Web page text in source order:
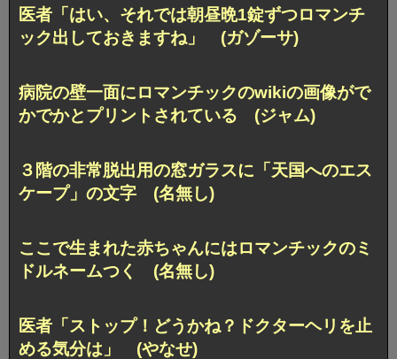
医者「はい、それでは朝昼晩1錠ずつロマンチ
ック出しておきますね」 (ガゾーサ)
病院の壁一面にロマンチックのwikiの画像がで
かでかとプリントされている (ジャム)
３階の非常脱出用の窓ガラスに「天国へのエス
ケープ」の文字 (名無し)
ここで生まれた赤ちゃんにはロマンチックのミ
ドルネームつく (名無し)
医者「ストップ！どうかね？ドクターヘリを止
める気分は」 (やなせ)